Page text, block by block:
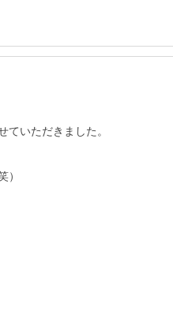
いただきました。
）